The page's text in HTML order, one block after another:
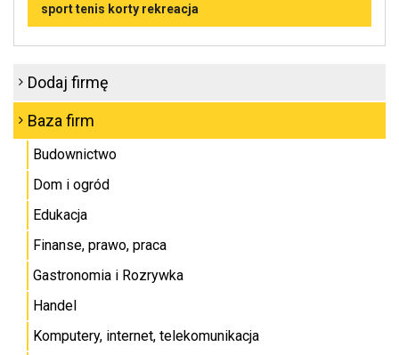
sport tenis korty rekreacja
Dodaj firmę
Baza firm
Budownictwo
Dom i ogród
Edukacja
Finanse, prawo, praca
Gastronomia i Rozrywka
Handel
Komputery, internet, telekomunikacja